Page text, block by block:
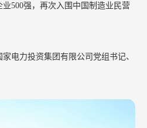
500强，再次入围中国制造业民营
电力投资集团有限公司党组书记、